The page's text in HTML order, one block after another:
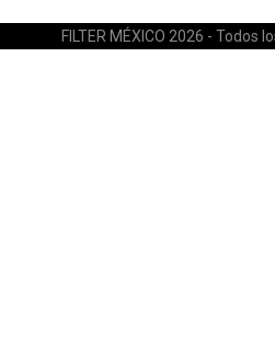
FILTER MÉXICO 2026 - Todos